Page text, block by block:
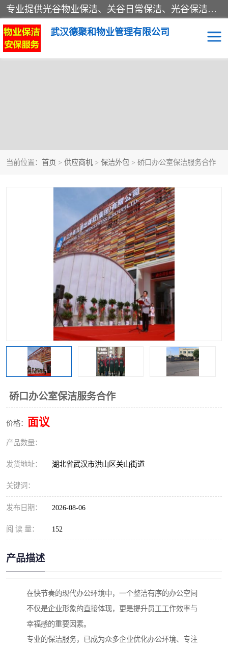
专业提供光谷物业保洁、关谷日常保洁、光谷保洁外包及武汉其他城区的单位日常保洁 武汉德聚和物业管理有限公司致力于打造中国专业物业保洁服务、日常保洁及其他保洁清洗外包服务。自公司成立以来提倡以先进的物业管理理念和模式经营，谋篇布局，以“至诚服务、精益求精、规范管理、锐意拓新”为质量方针，强化内部管理，为业主提供专业化、标准化和精细化的全方位物业服务，管理服务水平得到了广大业主和业内人士的一致好评。
武汉德聚和物业管理有限公司
当前位置： 首页 > 供应商机 > 保洁外包 > 硚口办公室保洁服务合作
硚口办公室保洁服务合作
价格： 面议
产品数量：
发货地址： 湖北省武汉市洪山区关山街道
关键词：
发布日期： 2026-08-06
阅 读 量： 152
产品描述
在快节奏的现代办公环境中，一个整洁有序的办公空间
不仅是企业形象的直接体现，更是提升员工工作效率与
幸福感的重要因素。
专业的保洁服务，已成为众多企业优化办公环境、专注